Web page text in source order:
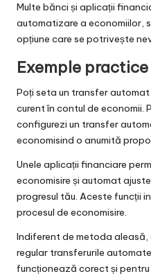
Multe bănci și aplicații
automatizare a economiilor,
opțiune care se potrivește
Exemple
Poți seta un transfer
curent în contul de economii.
configurezi un transfer
economisind o anumită
Unele aplicații financiare
economisire și automat
progresul tău. Aceste funcții
procesul de economisire.
Indiferent de metoda
regular transferurile
funcționează corect și